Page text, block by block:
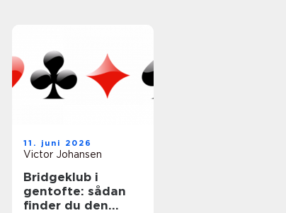
11. juni 2026
Victor Johansen
Bridgeklub i
gentofte: sådan
finder du den